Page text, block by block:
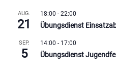
AUG.
21
18:00 - 22:00
Übungsdienst
SEP.
5
14:00 - 17:00
Übungsdienst